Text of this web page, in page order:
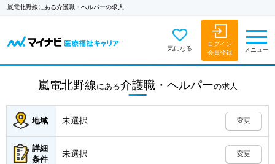
嵐電北野線にある介護職・ヘルパーの求人
気になる
ログイン
会員登録
メニュー
嵐電北野線 にある介護職・ヘルパーの求人
地域 未選択 変更
詳細
条件
未選択 変更